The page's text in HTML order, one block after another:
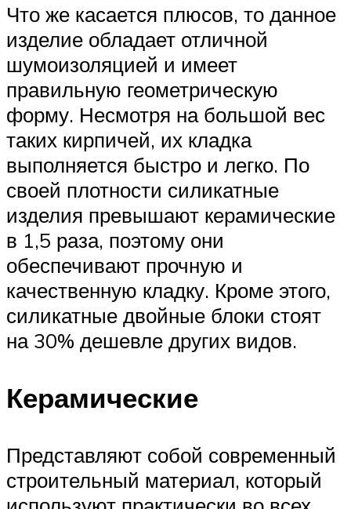
Что же касается плюсов, то данное
изделие обладает отличной
шумоизоляцией и имеет
правильную геометрическую
форму. Несмотря на большой вес
таких кирпичей, их кладка
выполняется быстро и легко. По
своей плотности силикатные
изделия превышают керамические
в 1,5 раза, поэтому они
обеспечивают прочную и
качественную кладку. Кроме этого,
силикатные двойные блоки стоят
на 30% дешевле других видов.
Керамические
Представляют собой современный
строительный материал, который